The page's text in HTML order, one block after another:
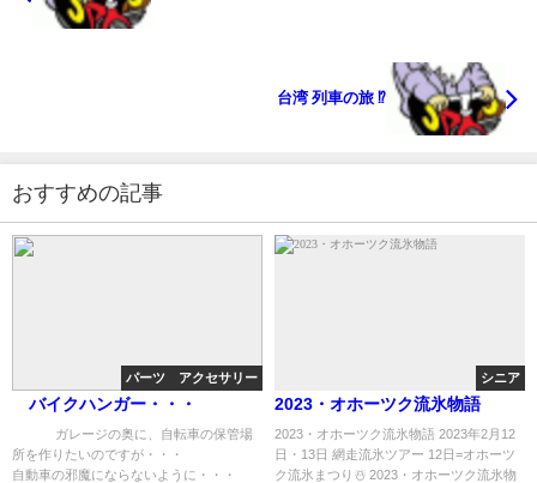
台湾 列車の旅 ⁉️
おすすめの記事
パーツ アクセサリー
バイクハンガー・・・
ガレージの奥に、自転車の保管場
所を作りたいのですが・・・
自動車の邪魔にならないように・・・
シニア
2023・オホーツク流氷物語
2023・オホーツク流氷物語 2023年2月12
日・13日 網走流氷ツアー 12日=オホーツ
ク流氷まつり☃️ 2023・オホーツク流氷物